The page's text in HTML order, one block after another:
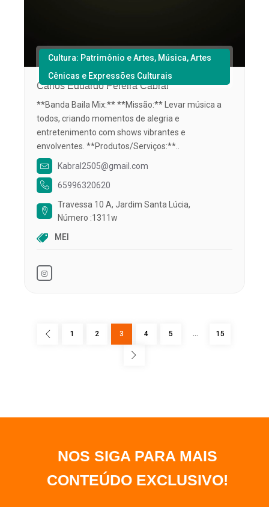
Cultura: Patrimônio e Artes, Música, Artes
Cênicas e Expressões Culturais
Carlos Eduardo Pereira Cabral
**Banda Baila Mix:** **Missão:** Levar música a
todos, criando momentos de alegria e
entretenimento com shows vibrantes e
envolventes. **Produtos/Serviços:**..
Kabral2505@gmail.com
65996320620
Travessa 10 A, Jardim Santa Lúcia,
Número :1311w
MEI
1 2 3 4 5 … 15
NOS SIGA PARA MAIS
CONTEÚDO EXCLUSIVO!